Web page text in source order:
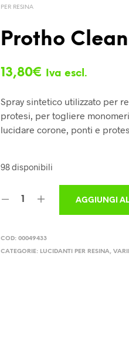
PER RESINA
Protho Clean
13,80€ Iva escl.
Spray sintetico utilizzato per
protesi, per togliere
lucidare corone, ponti e
98 disponibili
AGGIUNGI AL
COD: 00049433
CATEGORIE: LUCIDANTI PER RESINA,